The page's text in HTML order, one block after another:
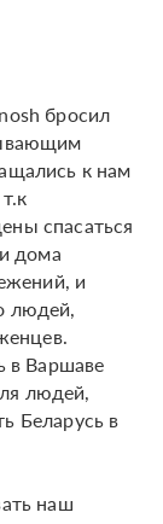
бросил
к нам
спасаться
дома
и
людей,
в Варшаве
людей,
Беларусь в
наш